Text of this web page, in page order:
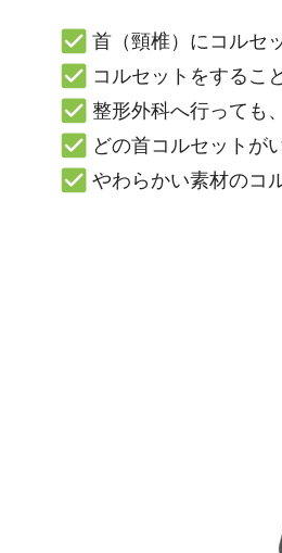
首（頸椎）にコルセ
コルセットをするこ
整形外科へ行っても
どの首コルセットが
やわらかい素材のコ